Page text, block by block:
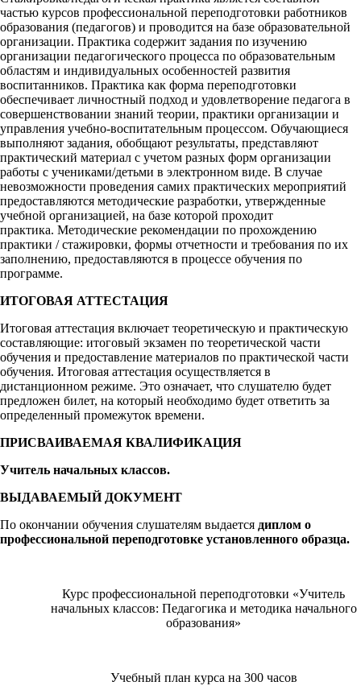
частью курсов профессиональной переподготовки работников
образования (педагогов) и проводится на базе образовательной
организации. Практика содержит задания по изучению
организации педагогического процесса по образовательным
областям и индивидуальных особенностей развития
воспитанников. Практика как форма переподготовки
обеспечивает личностный подход и удовлетворение педагога в
совершенствовании знаний теории, практики организации и
управления учебно-воспитательным процессом. Обучающиеся
выполняют задания, обобщают результаты, представляют
практический материал с учетом разных форм организации
работы с учениками/детьми в электронном виде. В случае
невозможности проведения самих практических мероприятий
предоставляются методические разработки, утвержденные
учебной организацией, на базе которой проходит
практика. Методические рекомендации по прохождению
практики / стажировки, формы отчетности и требования по их
заполнению, предоставляются в процессе обучения по
программе.
ИТОГОВАЯ АТТЕСТАЦИЯ
Итоговая аттестация включает теоретическую и практическую
составляющие: итоговый экзамен по теоретической части
обучения и предоставление материалов по практической части
обучения. Итоговая аттестация осуществляется в
дистанционном режиме. Это означает, что слушателю будет
предложен билет, на который необходимо будет ответить за
определенный промежуток времени.
ПРИСВАИВАЕМАЯ КВАЛИФИКАЦИЯ
Учитель начальных классов.
ВЫДАВАЕМЫЙ ДОКУМЕНТ
По окончании обучения слушателям выдается диплом о
профессиональной переподготовке установленного образца.
Курс профессиональной переподготовки «Учитель
начальных классов: Педагогика и методика начального
образования»
Учебный план курса на 300 часов